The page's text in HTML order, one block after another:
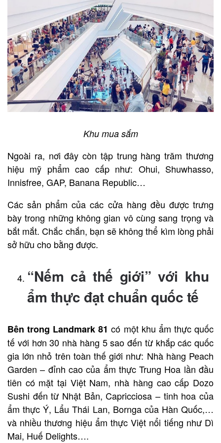
Khu mua sắm
Ngoài ra, nơi đây còn tập trung hàng trăm thương
hiệu mỹ phẩm cao cấp như: Ohui, Shuwhasso,
Innisfree, GAP, Banana Republic…
Các sản phẩm của các cửa hàng đều được trưng
bày trong những không gian vô cùng sang trọng và
bắt mắt. Chắc chắn, bạn sẽ không thể kìm lòng phải
sở hữu cho bằng được.
“Nếm cả thế giới” với khu
ẩm thực đạt chuẩn quốc tế
Bên trong Landmark 81có một khu ẩm thực quốc
tế với hơn 30 nhà hàng 5 sao đến từ khắp các quốc
gia lớn nhỏ trên toàn thế giới như: Nhà hàng Peach
Garden – đỉnh cao của ẩm thực Trung Hoa lần đầu
tiên có mặt tại Việt Nam, nhà hàng cao cấp Dozo
Sushi đến từ Nhật Bản, Capricciosa – tinh hoa của
ẩm thực Ý, Lẩu Thái Lan, Bornga của Hàn Quốc,…
và nhiều thương hiệu ẩm thực Việt nổi tiếng như Dì
Mai, Huế Delights….